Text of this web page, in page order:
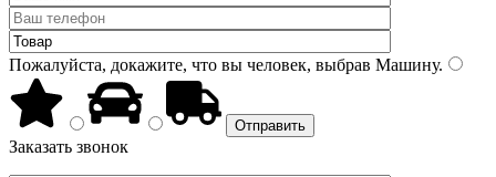
Пожалуйста, докажите, что вы человек, выбрав Машину.
Заказать звонок